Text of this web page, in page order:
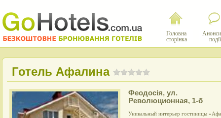
Головна
сторінка
події
Готель Афалина
Феодосія, ул.
Революционная, 1-б
Уникальный интерьер гостиницы